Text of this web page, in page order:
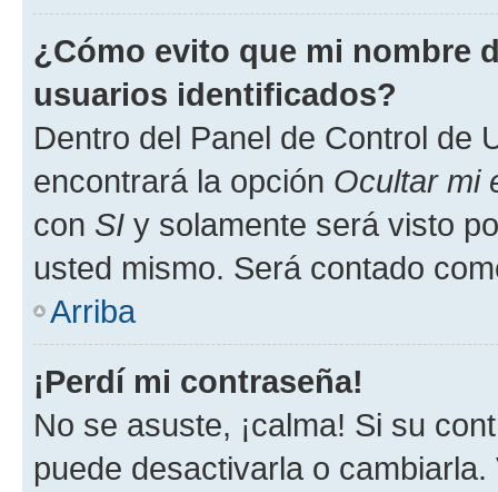
¿Cómo evito que mi nombre
usuarios identificados?
Dentro del Panel de Control de
encontrará la opción Ocultar mi
con SI y solamente será visto
usted mismo. Será contado
Arriba
¡Perdí mi contraseña!
No se asuste, ¡calma! Si su
puede desactivarla o